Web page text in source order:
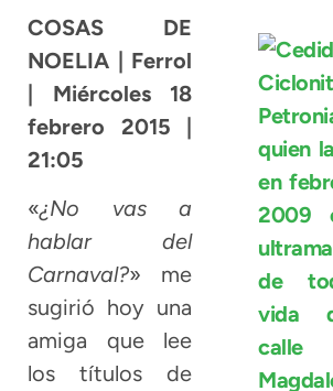
COSAS DE
NOELIA | Ferrol
| Miércoles 18
febrero 2015 |
21:05
«¿No vas a
hablar del
Carnaval?» me
sugirió hoy una
amiga que lee
los títulos de